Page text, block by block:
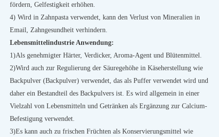
fördern, Gelfestigkeit erhöhen.
4) Wird in Zahnpasta verwendet, kann den Verlust von Mineralien in
Email, Zahngesundheit verhindern.
Lebensmittelindustrie Anwendung:
1)Als genehmigter Härter, Verdicker, Aroma-Agent und Blütenmittel.
2)Wird auch zur Regulierung der Säuregehöhe in Käseherstellung wie
Backpulver (Backpulver) verwendet, das als Puffer verwendet wird und
daher ein Bestandteil des Backpulvers ist. Es wird allgemein in einer
Vielzahl von Lebensmitteln und Getränken als Ergänzung zur Calcium-
Befestigung verwendet.
3)Es kann auch zu frischen Früchten als Konservierungsmittel wie